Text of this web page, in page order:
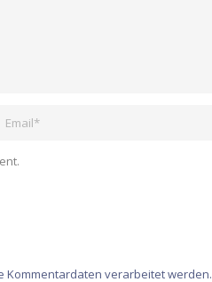
Kommentardaten verarbeitet werden.